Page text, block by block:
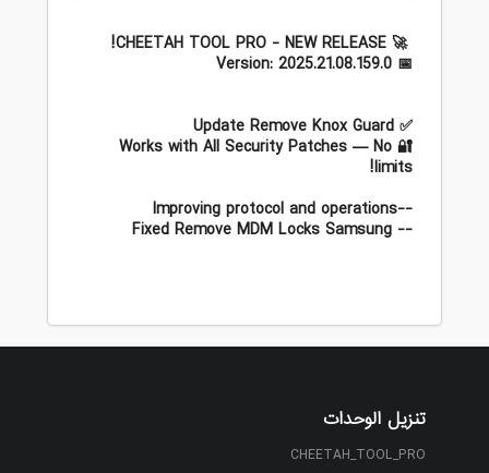
🚀 CHEETAH TOOL PRO - NEW RELEASE!
📅 Version: 2025.21.08.159.0
✅ Update Remove Knox Guard
🔐 Works with All Security Patches — No
limits!
--Improving protocol and operations
-- Fixed Remove MDM Locks Samsung
تنزيل الوحدات
CHEETAH_TOOL_PRO